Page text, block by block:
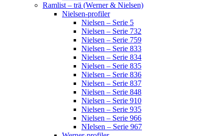
Ramlist – trä (Werner & Nielsen)
Nielsen-profiler
Nielsen – Serie 5
Nielsen – Serie 732
Nielsen – Serie 759
Nielsen – Serie 833
Nielsen – Serie 834
Nielsen – Serie 835
Nielsen – Serie 836
Nielsen – Serie 837
Nielsen – Serie 848
Nielsen – Serie 910
Nielsen – Serie 935
Nielsen – Serie 966
NIelsen – Serie 967